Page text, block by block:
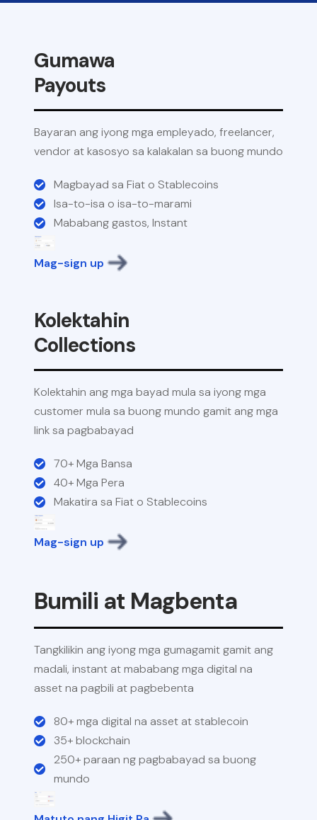
Gumawa
Payouts
Bayaran ang iyong mga empleyado, freelancer,
vendor at kasosyo sa kalakalan sa buong mundo
Magbayad sa Fiat o Stablecoins
Isa-to-isa o isa-to-marami
Mababang gastos, Instant
Mag-sign up
Kolektahin
Collections
Kolektahin ang mga bayad mula sa iyong mga
customer mula sa buong mundo gamit ang mga
link sa pagbabayad
70+ Mga Bansa
40+ Mga Pera
Makatira sa Fiat o Stablecoins
Mag-sign up
Bumili at Magbenta
Tangkilikin ang iyong mga gumagamit gamit ang
madali, instant at mababang mga digital na
asset na pagbili at pagbebenta
80+ mga digital na asset at stablecoin
35+ blockchain
250+ paraan ng pagbabayad sa buong
mundo